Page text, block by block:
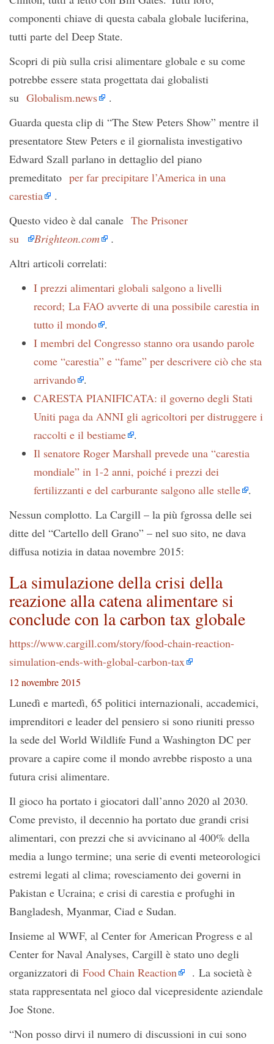
componenti chiave di questa cabala globale luciferina,
tutti parte del Deep State.
Scopri di più sulla crisi alimentare globale e su come
potrebbe essere stata progettata dai globalisti
su Globalism.news
.
Guarda questa clip di “The Stew Peters Show” mentre il
presentatore Stew Peters e il giornalista investigativo
Edward Szall parlano in dettaglio del piano
premeditato per far precipitare l’America in una
carestia
.
Questo video è dal canale The Prisoner
su
Brighteon.com
.
Altri articoli correlati:
I prezzi alimentari globali salgono a livelli
record; La FAO avverte di una possibile carestia in
tutto il mondo .
I membri del Congresso stanno ora usando parole
come “carestia” e “fame” per descrivere ciò che sta
arrivando .
CARESTA PIANIFICATA: il governo degli Stati
Uniti paga da ANNI gli agricoltori per distruggere i
raccolti e il bestiame .
Il senatore Roger Marshall prevede una “carestia
mondiale” in 1-2 anni, poiché i prezzi dei
fertilizzanti e del carburante salgono alle stelle .
Nessun complotto. La Cargill – la più fgrossa delle sei
ditte del “Cartello dell Grano” – nel suo sito, ne dava
diffusa notizia in dataa novembre 2015:
La simulazione della crisi della
reazione alla catena alimentare si
conclude con la carbon tax globale
https://www.cargill.com/story/food-chain-reaction-
simulation-ends-with-global-carbon-tax
12 novembre 2015
Lunedì e martedì, 65 politici internazionali, accademici,
imprenditori e leader del pensiero si sono riuniti presso
la sede del World Wildlife Fund a Washington DC per
provare a capire come il mondo avrebbe risposto a una
futura crisi alimentare.
Il gioco ha portato i giocatori dall’anno 2020 al 2030.
Come previsto, il decennio ha portato due grandi crisi
alimentari, con prezzi che si avvicinano al 400% della
media a lungo termine; una serie di eventi meteorologici
estremi legati al clima; rovesciamento dei governi in
Pakistan e Ucraina; e crisi di carestia e profughi in
Bangladesh, Myanmar, Ciad e Sudan.
Insieme al WWF, al Center for American Progress e al
Center for Naval Analyses, Cargill è stato uno degli
organizzatori di Food Chain Reaction
. La società è
stata rappresentata nel gioco dal vicepresidente aziendale
Joe Stone.
“Non posso dirvi il numero di discussioni in cui sono